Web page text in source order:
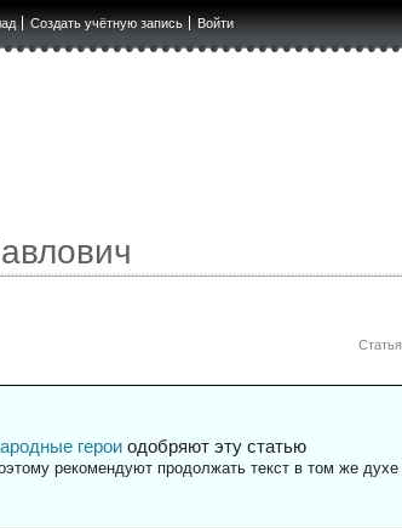
Создать учётную запись Войти
Статья
героиодобряют эту статью
рекомендуют продолжать текст в том же духе